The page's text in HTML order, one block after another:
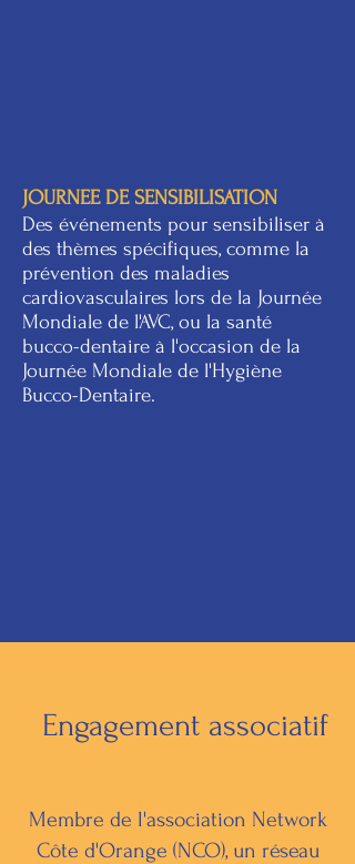
JOURNEE DE SENSIBILISATION
Des événements pour sensibiliser à
des thèmes spécifiques, comme la
prévention des maladies
cardiovasculaires lors de la Journée
Mondiale de l'AVC, ou la santé
bucco-dentaire à l'occasion de la
Journée Mondiale de l'Hygiène
Bucco-Dentaire.
Engagement associatif
Membre de l'association Network
Côte d'Orange (NCO), un réseau